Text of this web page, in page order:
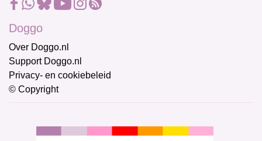
Doggo
Over Doggo.nl
Support Doggo.nl
Privacy- en cookiebeleid
© Copyright